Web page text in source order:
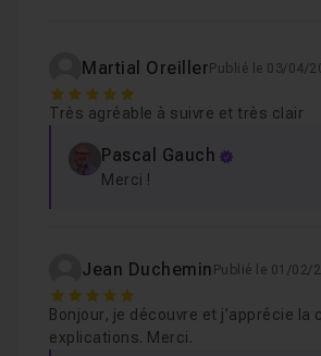
Martial Oreiller Publié le 03/04/
5
Très agréable à suivre et très clair
Pascal Gauch
Merci !
Jean Duchemin Publié le 01/02/
5
Bonjour, je découvre et j’apprécie la
explications. Merci.